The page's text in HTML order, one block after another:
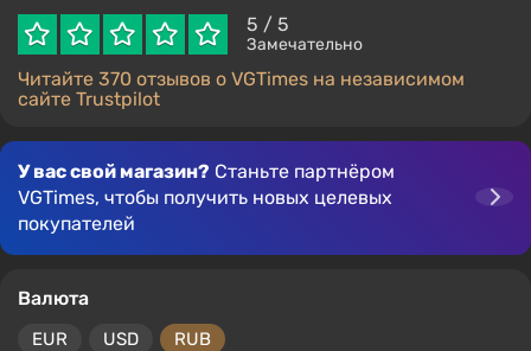
5 / 5
Замечательно
Читайте 370 отзывов о VGTimes на независимом
сайте Trustpilot
У вас свой магазин? Станьте партнёром
VGTimes, чтобы получить новых целевых
покупателей
Валюта
EUR USD RUB